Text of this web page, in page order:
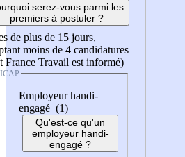
serez-vous parmi les
premiers à postuler ?
de plus de 15 jours,
moins de 4 candidatures
France Travail est informé)
Employeur handi-
engagé (1)
Qu'est-ce qu'un
employeur handi-
engagé ?